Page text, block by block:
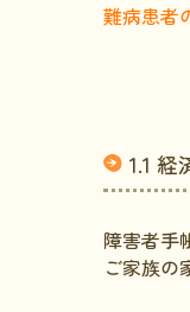
難病患者
1.1
障害者手
ご家族の